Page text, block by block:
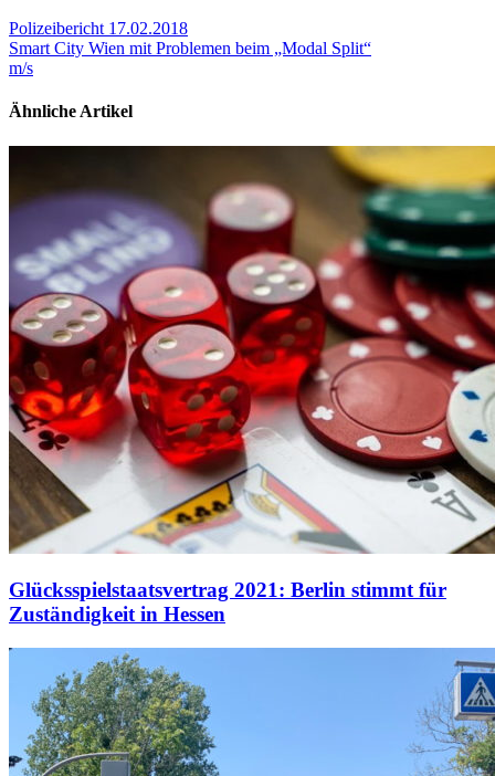
Polizeibericht 17.02.2018
Smart City Wien mit Problemen beim „Modal Split“
m/s
Ähnliche Artikel
Glücksspielstaatsvertrag 2021: Berlin stimmt für
Zuständigkeit in Hessen